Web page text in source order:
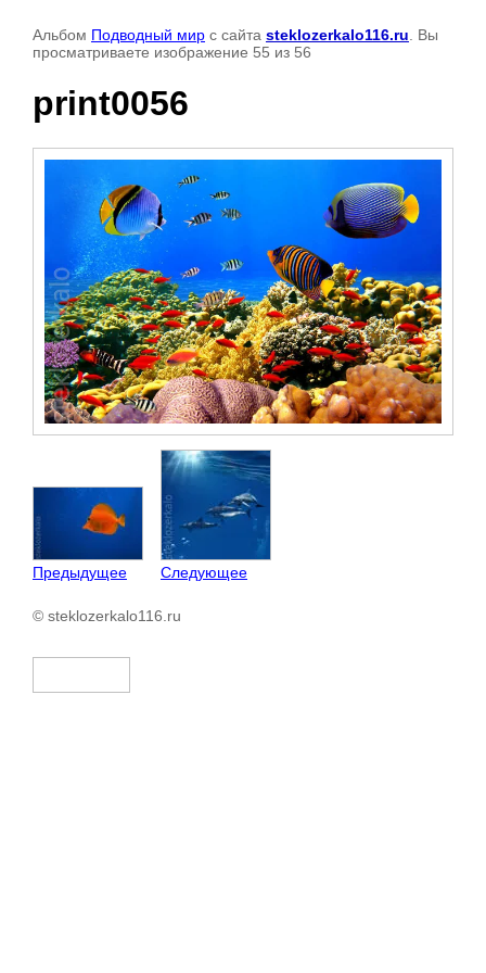
Альбом Подводный мир с сайта steklozerkalo116.ru . Вы
просматриваете изображение 55 из 56
print0056
Предыдущее Следующее
© steklozerkalo116.ru